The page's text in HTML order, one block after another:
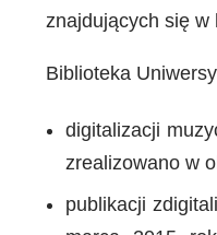
znajdujących się
Biblioteka
digitalizacji
zrealizowano w
publikacji